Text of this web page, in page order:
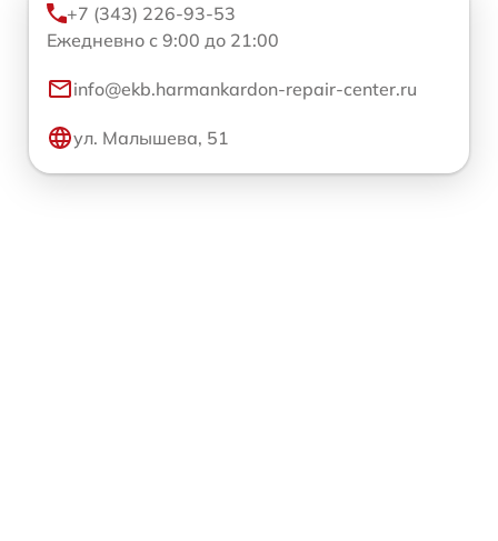
+7 (343) 226-93-53
Ежедневно с 9:00 до 21:00
info@ekb.harmankardon-repair-center.ru
ул. Малышева, 51